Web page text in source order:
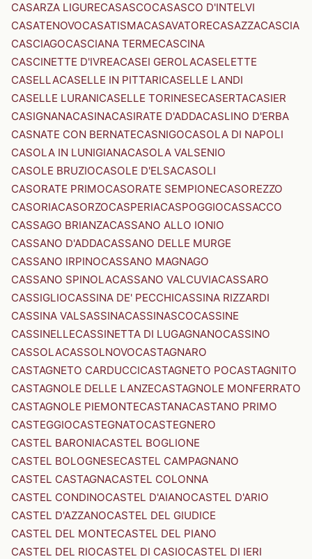
CASARZA LIGURECASASCOCASASCO D'INTELVI
CASATENOVOCASATISMACASAVATORECASAZZACASCIA
CASCIAGOCASCIANA TERMECASCINA
CASCINETTE D'IVREACASEI GEROLACASELETTE
CASELLACASELLE IN PITTARICASELLE LANDI
CASELLE LURANICASELLE TORINESECASERTACASIER
CASIGNANACASINACASIRATE D'ADDACASLINO D'ERBA
CASNATE CON BERNATECASNIGOCASOLA DI NAPOLI
CASOLA IN LUNIGIANACASOLA VALSENIO
CASOLE BRUZIOCASOLE D'ELSACASOLI
CASORATE PRIMOCASORATE SEMPIONECASOREZZO
CASORIACASORZOCASPERIACASPOGGIOCASSACCO
CASSAGO BRIANZACASSANO ALLO IONIO
CASSANO D'ADDACASSANO DELLE MURGE
CASSANO IRPINOCASSANO MAGNAGO
CASSANO SPINOLACASSANO VALCUVIACASSARO
CASSIGLIOCASSINA DE' PECCHICASSINA RIZZARDI
CASSINA VALSASSINACASSINASCOCASSINE
CASSINELLECASSINETTA DI LUGAGNANOCASSINO
CASSOLACASSOLNOVOCASTAGNARO
CASTAGNETO CARDUCCICASTAGNETO POCASTAGNITO
CASTAGNOLE DELLE LANZECASTAGNOLE MONFERRATO
CASTAGNOLE PIEMONTECASTANACASTANO PRIMO
CASTEGGIOCASTEGNATOCASTEGNERO
CASTEL BARONIACASTEL BOGLIONE
CASTEL BOLOGNESECASTEL CAMPAGNANO
CASTEL CASTAGNACASTEL COLONNA
CASTEL CONDINOCASTEL D'AIANOCASTEL D'ARIO
CASTEL D'AZZANOCASTEL DEL GIUDICE
CASTEL DEL MONTECASTEL DEL PIANO
CASTEL DEL RIOCASTEL DI CASIOCASTEL DI IERI